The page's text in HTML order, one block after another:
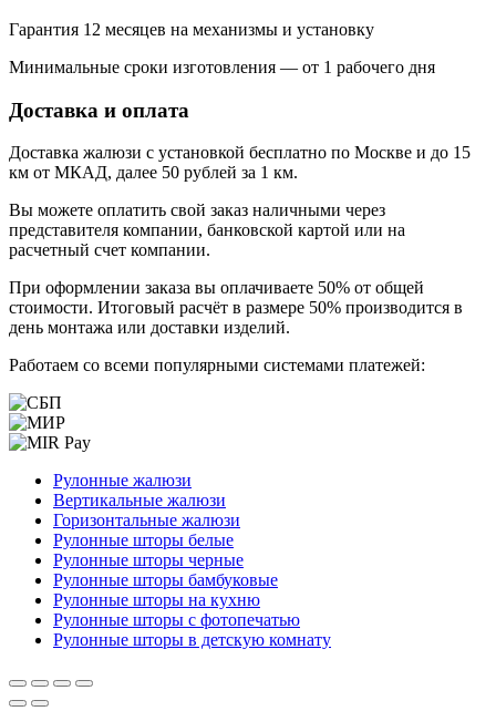
Гарантия 12 месяцев на механизмы и установку
Минимальные сроки изготовления — от 1 рабочего дня
Доставка и оплата
Доставка жалюзи с установкой бесплатно по Москве и до 15
км от МКАД, далее 50 рублей за 1 км.
Вы можете оплатить свой заказ наличными через
представителя компании, банковской картой или на
расчетный счет компании.
При оформлении заказа вы оплачиваете 50% от общей
стоимости. Итоговый расчёт в размере 50% производится в
день монтажа или доставки изделий.
Работаем со всеми популярными системами платежей:
Рулонные жалюзи
Вертикальные жалюзи
Горизонтальные жалюзи
Рулонные шторы белые
Рулонные шторы черные
Рулонные шторы бамбуковые
Рулонные шторы на кухню
Рулонные шторы с фотопечатью
Рулонные шторы в детскую комнату